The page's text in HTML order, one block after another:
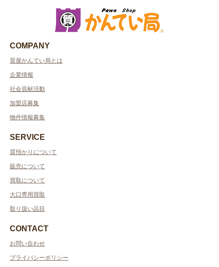
COMPANY
質屋かんてい局とは
企業情報
社会貢献活動
加盟店募集
物件情報募集
SERVICE
質預かりについて
販売について
買取について
大口専用買取
取り扱い品目
CONTACT
お問い合わせ
プライバシーポリシー